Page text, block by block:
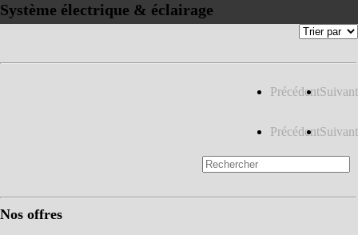
Système électrique & éclairage
PrécédentSuivant
PrécédentSuivant
Nos offres